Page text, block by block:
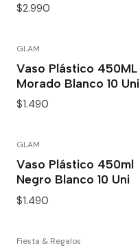
$2.990
GLAM
Vaso Plástico 450ML
Morado Blanco 10 Uni
$1.490
GLAM
Vaso Plástico 450ml
Negro Blanco 10 Uni
$1.490
Fiesta & Regalos